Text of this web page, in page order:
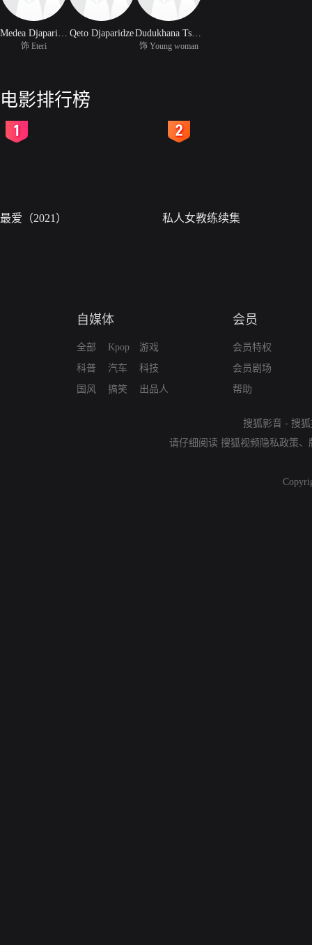
Medea Djaparidze
饰 Eteri
Qeto Djaparidze Dudukhana Tserodze
饰 Young woman
电影排行榜
最爱（2021） 私人女教练续集
自媒体
全部
科普
国风
Kpop
汽车
搞笑
游戏
科技
出品人
会员
会员特权
会员剧场
帮助
搜狐影音 - 搜
请仔细阅读 搜狐视频隐私政策、